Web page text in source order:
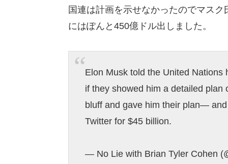
国連は計画を示せなかったのでマス
にはぽんと450億ドル出しました。
Elon Musk told the United
if they showed him a detailed plan
bluff and gave him their plan—
Twitter for $45 billion.
— No Lie with Brian Tyler Cohen